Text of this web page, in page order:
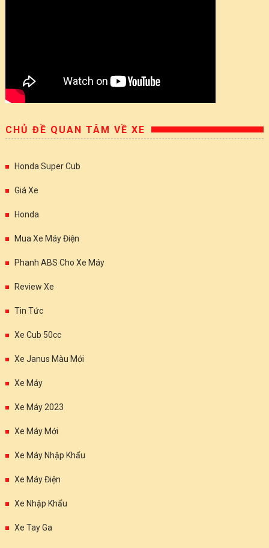
CHỦ ĐỀ QUAN TÂM VỀ XE
Honda Super Cub
Giá Xe
Honda
Mua Xe Máy Điện
Phanh ABS Cho Xe Máy
Review Xe
Tin Tức
Xe Cub 50cc
Xe Janus Màu Mới
Xe Máy
Xe Máy 2023
Xe Máy Mới
Xe Máy Nhập Khẩu
Xe Máy Điện
Xe Nhập Khẩu
Xe Tay Ga